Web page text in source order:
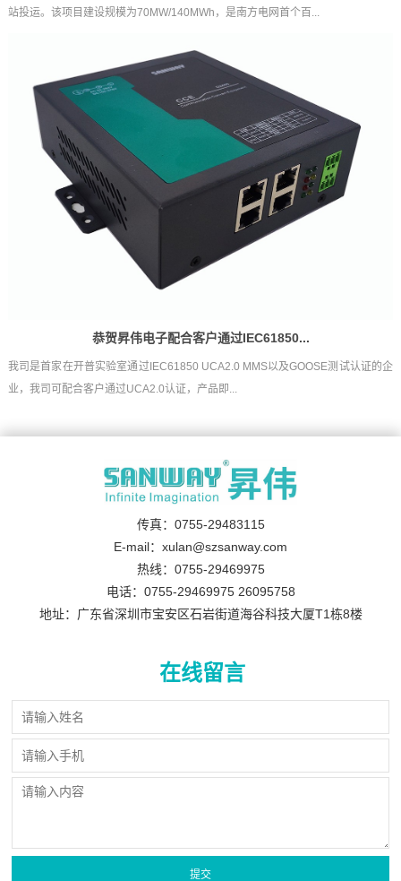
站投运。该项目建设规模为70MW/140MWh，是南方电网首个百...
恭贺昇伟电子配合客户通过IEC61850...
我司是首家在开普实验室通过IEC61850 UCA2.0 MMS以及GOOSE测试认证的企
业，我司可配合客户通过UCA2.0认证，产品即...
传真：0755-29483115
E-mail：xulan@szsanway.com
热线：0755-29469975
电话：0755-29469975 26095758
地址：广东省深圳市宝安区石岩街道海谷科技大厦T1栋8楼
在线留言